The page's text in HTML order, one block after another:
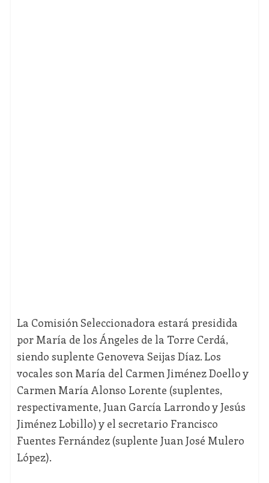
La Comisión Seleccionadora estará presidida
por María de los Ángeles de la Torre Cerdá,
siendo suplente Genoveva Seijas Díaz. Los
vocales son María del Carmen Jiménez Doello y
Carmen María Alonso Lorente (suplentes,
respectivamente, Juan García Larrondo y Jesús
Jiménez Lobillo) y el secretario Francisco
Fuentes Fernández (suplente Juan José Mulero
López).